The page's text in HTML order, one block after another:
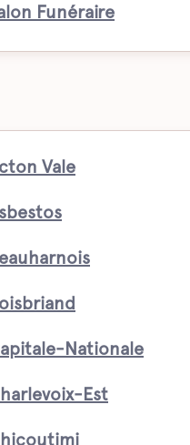
Funéraire
Vale
Nationale
Est